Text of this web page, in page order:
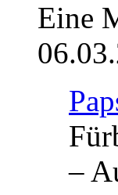
Eine
–